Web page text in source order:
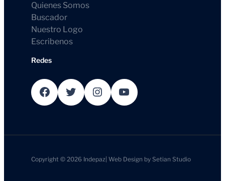
Quienes Somos
Buscador
Nuestro Logo
Escribenos
Redes
Facebook Twitter Instagram YouTube
Copyright © 2026 Indepaz |Web Design bySetian Studio